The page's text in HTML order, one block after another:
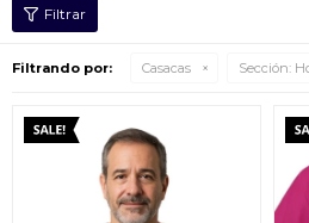
Filtrando por: Casacas Sección: